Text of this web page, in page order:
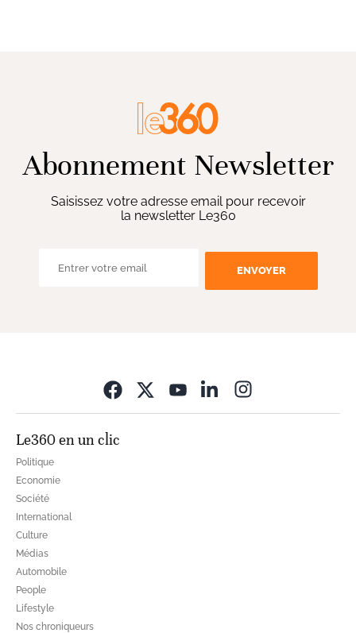
Abonnement Newsletter
Saisissez votre adresse email pour recevoir
la newsletter Le360
ENVOYER
Le360 en un clic
Politique
Economie
Société
International
Culture
Médias
Automobile
People
Lifestyle
Nos chroniqueurs